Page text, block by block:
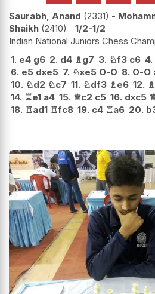
Saurabh, Anand 2331 -
Shaikh 2410
1/2-1/2
Indian National Juniors Chess
1. e4 g6 2. d4 ♗g7 3. ♘f3 c6 4.
6. e5 dxe5 7. ♘xe5 O-O 8. O-O
10. ♘d2 ♘c7 11. ♘df3 ♗e6 12. ♗
14. ♖e1 a4 15. ♕c2 c5 16. dxc5
18. ♖ad1 ♖fc8 19. c4 ♖a6 20.